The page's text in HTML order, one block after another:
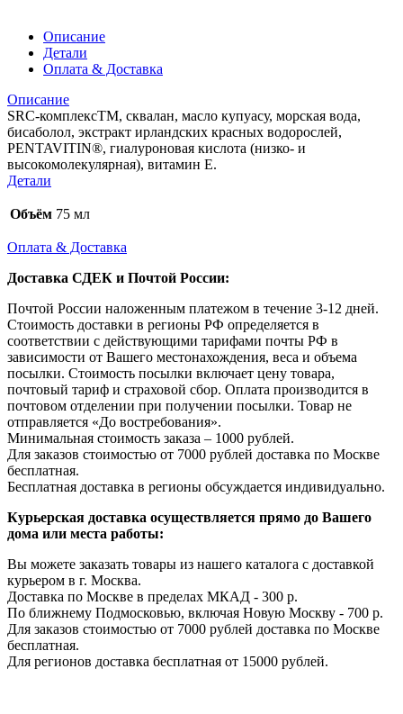
Описание
Детали
Оплата & Доставка
Описание
SRC-комплексТМ, сквалан, масло купуасу, морская вода,
бисаболол, экстракт ирландских красных водорослей,
PENTAVITIN®, гиалуроновая кислота (низко- и
высокомолекулярная), витамин Е.
Детали
Объём 75 мл
Оплата & Доставка
Доставка СДЕК и Почтой России:
Почтой России наложенным платежом в течение 3-12 дней.
Стоимость доставки в регионы РФ определяется в
соответствии с действующими тарифами почты РФ в
зависимости от Вашего местонахождения, веса и объема
посылки. Стоимость посылки включает цену товара,
почтовый тариф и страховой сбор. Оплата производится в
почтовом отделении при получении посылки. Товар не
отправляется «До востребования».
Минимальная стоимость заказа – 1000 рублей.
Для заказов стоимостью от 7000 рублей доставка по Москве
бесплатная.
Бесплатная доставка в регионы обсуждается индивидуально.
Курьерская доставка осуществляется прямо до Вашего
дома или места работы:
Вы можете заказать товары из нашего каталога с доставкой
курьером в г. Москва.
Доставка по Москве в пределах МКАД - 300 р.
По ближнему Подмосковью, включая Новую Москву - 700 р.
Для заказов стоимостью от 7000 рублей доставка по Москве
бесплатная.
Для регионов доставка бесплатная от 15000 рублей.